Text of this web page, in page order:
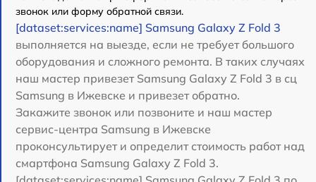
звонок или форму обратной связи.
[dataset:services:name] Samsung Galaxy Z Fold 3
выполняется на выезде, если не требует большого
оборудования и сложного ремонта. В таких случаях
наш мастер привезет Samsung Galaxy Z Fold 3 в сц
Samsung в Ижевске и привезет обратно.
Закажите звонок или позвоните и наш мастер
сервис-центра Samsung в Ижевске
проконсультирует и определит стоимость работ над
смартфона Samsung Galaxy Z Fold 3.